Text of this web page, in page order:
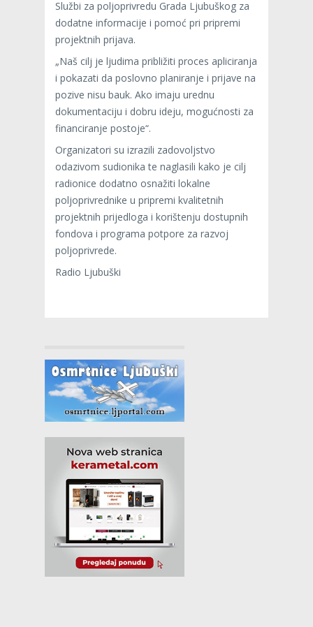
Službi za poljoprivredu Grada Ljubuškog za
dodatne informacije i pomoć pri pripremi
projektnih prijava.
„Naš cilj je ljudima približiti proces apliciranja
i pokazati da poslovno planiranje i prijave na
pozive nisu bauk. Ako imaju urednu
dokumentaciju i dobru ideju, mogućnosti za
financiranje postoje“.
Organizatori su izrazili zadovoljstvo
odazivom sudionika te naglasili kako je cilj
radionice dodatno osnažiti lokalne
poljoprivrednike u pripremi kvalitetnih
projektnih prijedloga i korištenju dostupnih
fondova i programa potpore za razvoj
poljoprivrede.
Radio Ljubuški